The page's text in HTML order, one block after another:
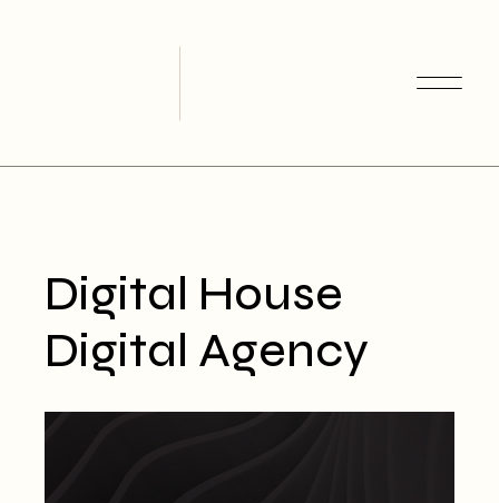
Digital House
Digital Agency